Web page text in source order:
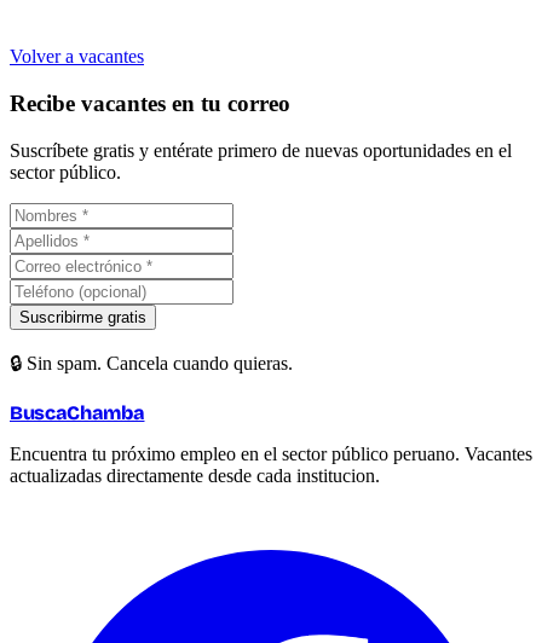
Volver a vacantes
Recibe vacantes en tu correo
Suscríbete gratis y entérate primero de nuevas oportunidades en el
sector público.
Suscribirme gratis
🔒 Sin spam. Cancela cuando quieras.
BuscaChamba
Encuentra tu próximo empleo en el sector público peruano. Vacantes
actualizadas directamente desde cada institucion.